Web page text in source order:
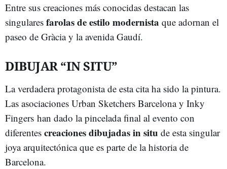
Entre sus creaciones más conocidas destacan las
singulares farolas de estilo modernista que adornan el
paseo de Gràcia y la avenida Gaudí.
DIBUJAR “IN SITU”
La verdadera protagonista de esta cita ha sido la pintura.
Las asociaciones Urban Sketchers Barcelona y Inky
Fingers han dado la pincelada final al evento con
diferentes creaciones dibujadas in situ de esta singular
joya arquitectónica que es parte de la historia de
Barcelona.